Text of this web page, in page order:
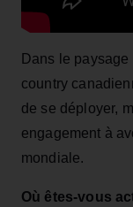
Dans le
country
de se déployer,
engagement à
mondiale.
Où êtes-vous